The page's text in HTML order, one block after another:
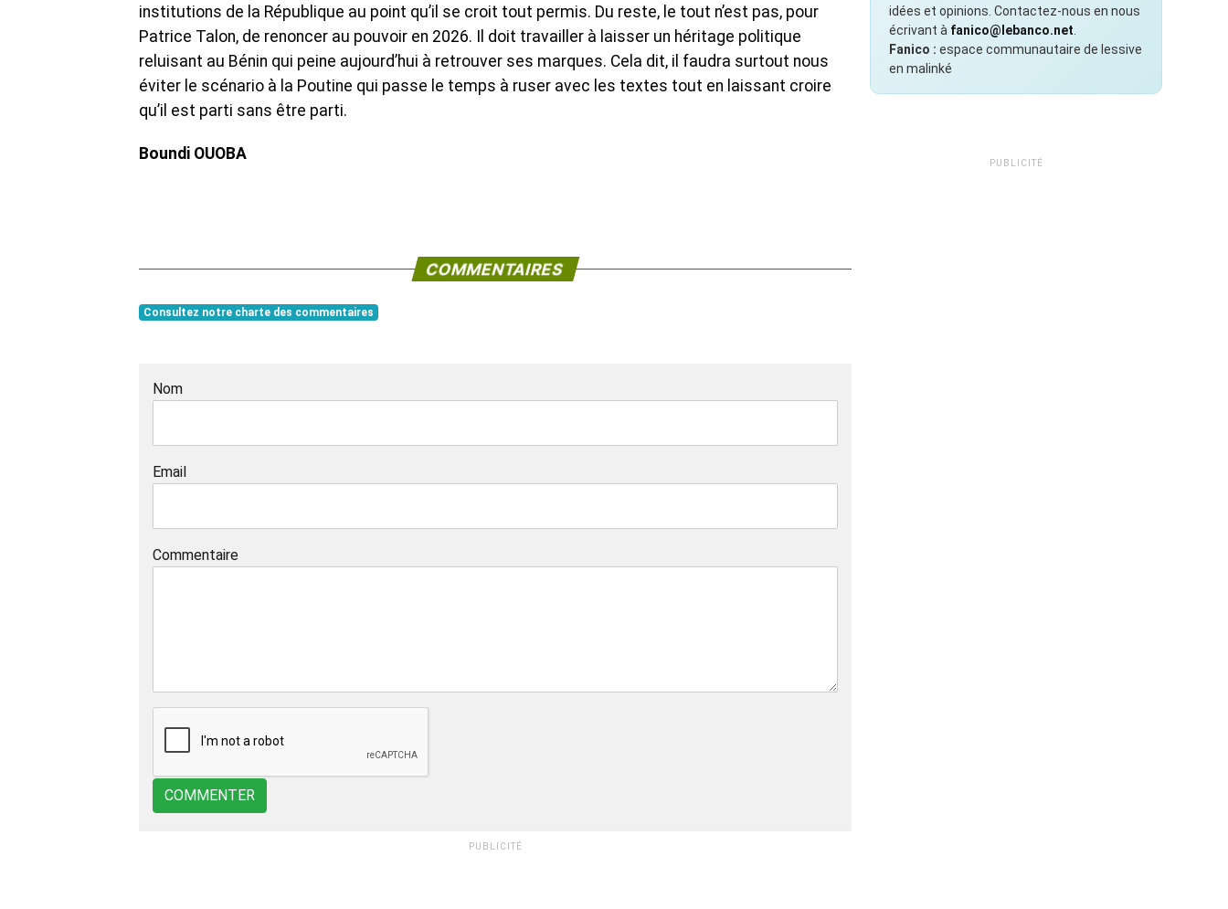
institutions de la République au point qu’il se croit tout permis. Du reste, le tout n’est pas, pour
Patrice Talon, de renoncer au pouvoir en 2026. Il doit travailler à laisser un héritage politique
reluisant au Bénin qui peine aujourd’hui à retrouver ses marques. Cela dit, il faudra surtout nous
éviter le scénario à la Poutine qui passe le temps à ruser avec les textes tout en laissant croire
qu’il est parti sans être parti.
Boundi OUOBA
COMMENTAIRES
Consultez notre charte des commentaires
Nom
Email
Commentaire
COMMENTER
PUBLICITÉ
idées et opinions. Contactez-nous en nous
écrivant à fanico@lebanco.net
Fanico : espace communautaire de lessive
en malinké
PUBLICITÉ